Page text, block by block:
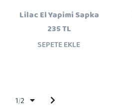
Lilac El Yapimi Sapka
235 TL
SEPETE EKLE
1/2